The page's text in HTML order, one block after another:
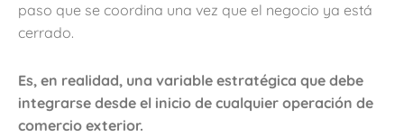
paso que se coordina una vez que el negocio ya está
cerrado.
Es, en realidad, una variable estratégica que debe
integrarse desde el inicio de cualquier operación de
comercio exterior.